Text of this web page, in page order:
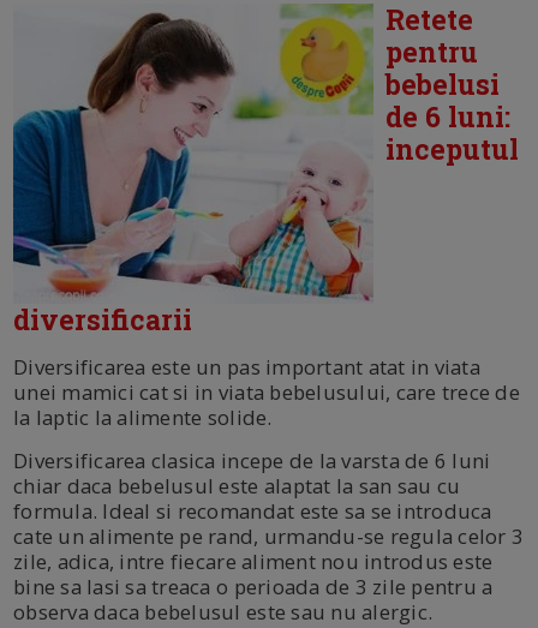
Retete
pentru
bebelusi
de 6 luni:
inceputul
diversificarii
Diversificarea este un pas important atat in viata
unei mamici cat si in viata bebelusului, care trece de
la laptic la alimente solide.
Diversificarea clasica incepe de la varsta de 6 luni
chiar daca bebelusul este alaptat la san sau cu
formula. Ideal si recomandat este sa se introduca
cate un alimente pe rand, urmandu-se regula celor 3
zile, adica, intre fiecare aliment nou introdus este
bine sa lasi sa treaca o perioada de 3 zile pentru a
observa daca bebelusul este sau nu alergic.